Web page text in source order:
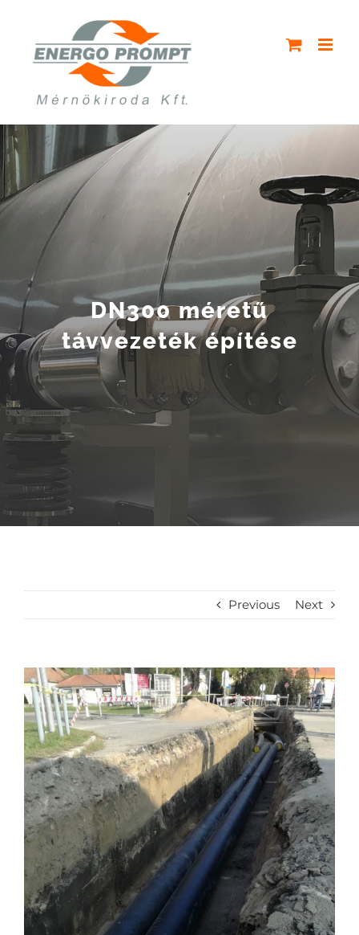
content
DN300 méretű
távvezeték építése
Previous Next